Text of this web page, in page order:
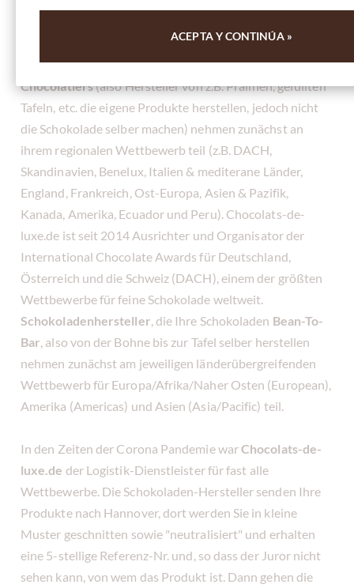
weltweit !
Chocolatiers(also Hersteller von z.B. Pralinen, gefüllten
Tafeln, etc. die eigene Produkte herstellen, jedoch nicht
die Schokolade selber machen) nehmen zunächst an
ihrem regionalen Wettbewerb teil (z.B. DACH,
Skandinavien, Benelux, Italien & mediterane Länder,
England, Frankreich, Ost-Europa, Asien & Pazifik,
Kanada, Amerika, Ecuador und Peru). Chocolats-de-
luxe.de ist seit 2014 Ausrichter und Organisator der
International Chocolate Awards für Deutschland,
Österreich und die Schweiz (DACH), einem der größten
Wettbewerbe für feine Schokolade weltweit.
Schokoladenhersteller, die Ihre Schokoladen Bean-To-
Bar, also von der Bohne bis zur Tafel selber herstellen
nehmen zunächst am jeweiligen länderübergreifenden
Wettbewerb für Europa/Afrika/Naher Osten (European),
Amerika (Americas) und Asien (Asia/Pacific) teil.
In den Zeiten der Corona Pandemie warChocolats-de-
luxe.de der Logistik-Dienstleister für fast alle
Wettbewerbe. Die Schokoladen-Hersteller senden Ihre
Produkte nach Hannover, dort werden Sie in kleine
Muster geschnitten sowie "neutralisiert" und erhalten
eine 5-stellige Referenz-Nr. und, so dass der Juror nicht
sehen kann, von wem das Produkt ist. Dann gehen die
ACEPTA Y CONTINÚA »